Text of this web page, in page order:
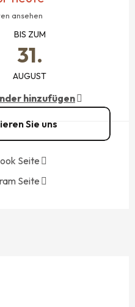
ansehen
BIS ZUM
31.
AUGUST
hinzufügen
Sie uns
Seite
Seite